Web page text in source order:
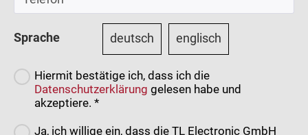
Sprache deutsch englisch
Hiermit bestätige ich, dass ich die
Datenschutzerklärung gelesen habe und
akzeptiere. *
Ja, ich willige ein, dass die TL Electronic GmbH